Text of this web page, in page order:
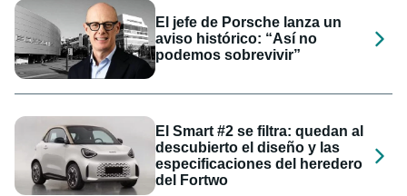
El jefe de Porsche lanza un
aviso histórico: “Así no
podemos sobrevivir”
El Smart #2 se filtra: quedan al
descubierto el diseño y las
especificaciones del heredero
del Fortwo